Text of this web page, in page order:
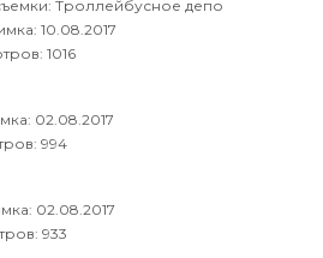
Троллейбусное депо
10.08.2017
1016
02.08.2017
994
02.08.2017
933